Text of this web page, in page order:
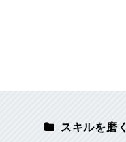
スキルを磨く